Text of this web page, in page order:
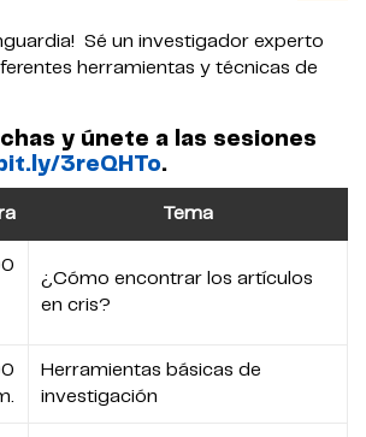
Sé un investigador experto
herramientas y técnicas de
y únete a las sesiones
3reQHTo.
Tema
¿Cómo encontrar los artículos
en cris?
Herramientas básicas de
investigación